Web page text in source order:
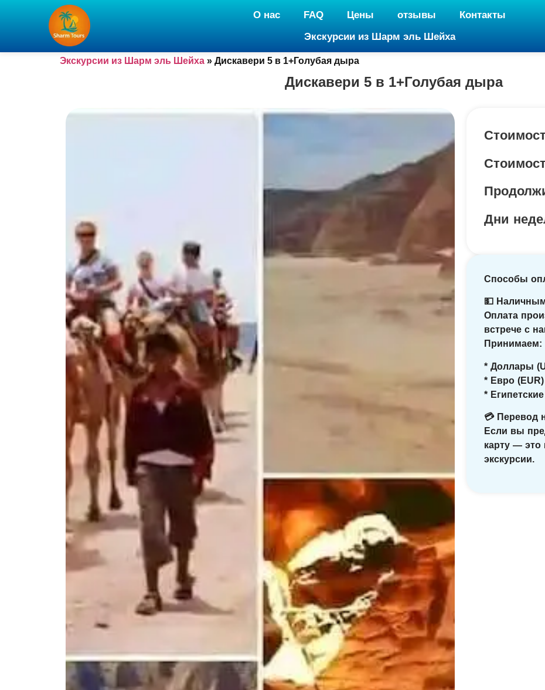
О нас FAQ Цены отзывы
Контакты
Экскурсии из Шарм эль Шейха
Экскурсии из Шарм эль Шейха » Дискавери 5 в 1+Голубая дыра
Дискавери 5 в 1+Голубая дыра
Дни
Способы
💵
Оплата
встрече с
Принимаем:
* Доллары
* Евро (EUR)
*
💳 Перевод
Если вы
карту — это
экскурсии.